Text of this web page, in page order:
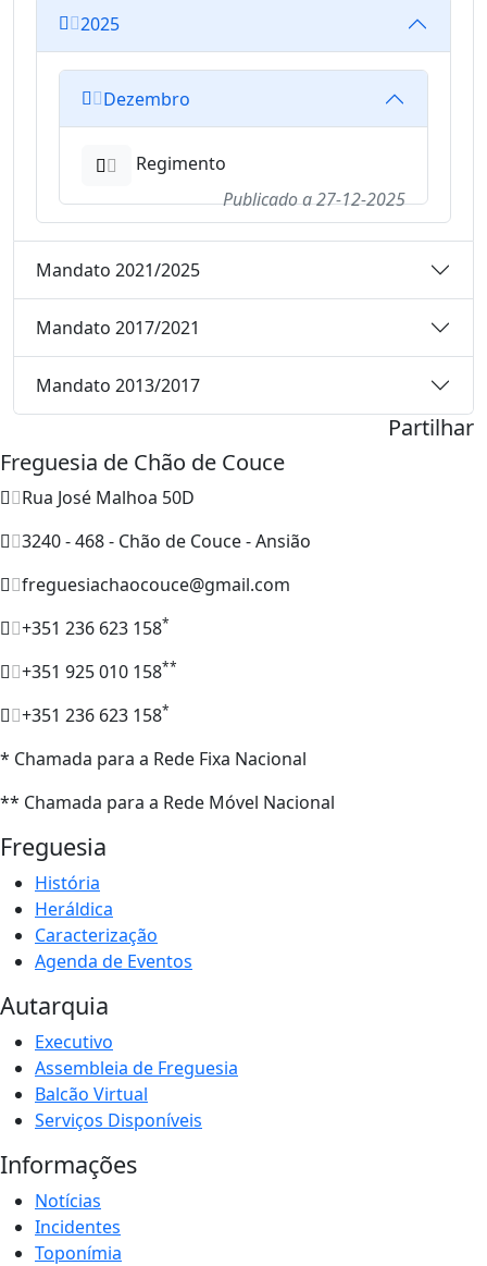
2025
Dezembro
Regimento
Publicado a27-12-2025
Mandato 2021/2025
Mandato 2017/2021
Mandato 2013/2017
Partilhar
Freguesia de Chão de Couce
Rua José Malhoa 50D
3240 - 468 - Chão de Couce - Ansião
freguesiachaocouce@gmail.com
+351 236 623 158*
+351 925 010 158**
+351 236 623 158*
* Chamada para a Rede Fixa Nacional
** Chamada para a Rede Móvel Nacional
Freguesia
História
Heráldica
Caracterização
Agenda de Eventos
Autarquia
Executivo
Assembleia de Freguesia
Balcão Virtual
Serviços Disponíveis
Informações
Notícias
Incidentes
Toponímia